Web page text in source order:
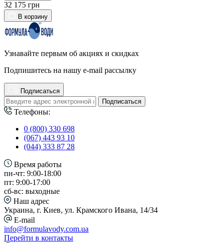
32 175 грн
В корзину
Узнавайте первым об акциях и скидках
Подпишитесь на нашу e-mail рассылку
Подписаться
Подписаться
Телефоны:
0 (800) 330 698
(067) 443 93 10
(044) 333 87 28
Время работы
пн-чт: 9:00-18:00
пт: 9:00-17:00
сб-вс: выходные
Наш адрес
Украина, г. Киев, ул. Крамского Ивана, 14/34
E-mail
info@formulavody.com.ua
Перейти в контакты